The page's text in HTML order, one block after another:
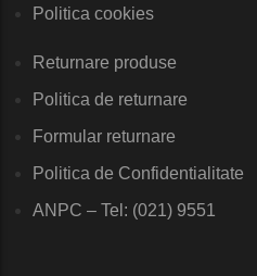
Politica cookies
Returnare produse
Politica de returnare
Formular returnare
Politica de Confidentialitate
ANPC – Tel: (021) 9551